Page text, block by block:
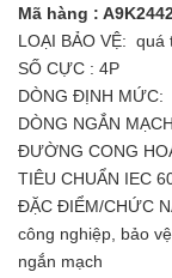
Mã hàng :
LOẠI BẢO VỆ: quá
SỐ CỰC : 4P
DÒNG ĐỊNH MỨC:
DÒNG NGẮN
ĐƯỜNG CONG
TIÊU CHUẨN IEC
ĐẶC ĐIỂM/CHỨC
công nghiệp, bảo
ngắn mạch